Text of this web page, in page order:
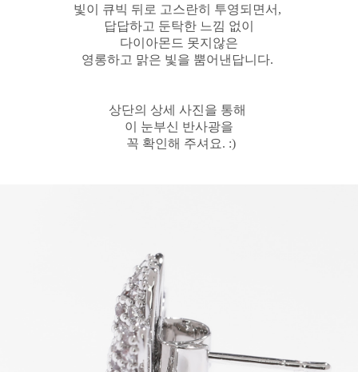
빛이 큐빅 뒤로 고스란히 투영되면서,
답답하고 둔탁한 느낌 없이
다이아몬드 못지않은
영롱하고 맑은 빛을 뿜어낸답니다.
상단의 상세 사진을 통해
이 눈부신 반사광을
꼭 확인해 주셔요. :)